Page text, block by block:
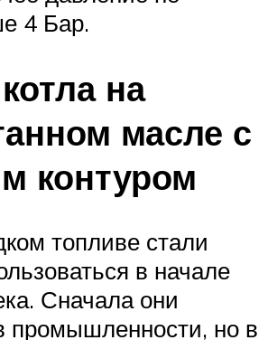
4 Бар.
на
масле с
контуром
топливе стали
в начале
Сначала они
промышленности, но в